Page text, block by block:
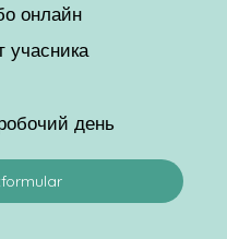
онлайн
учасника
день